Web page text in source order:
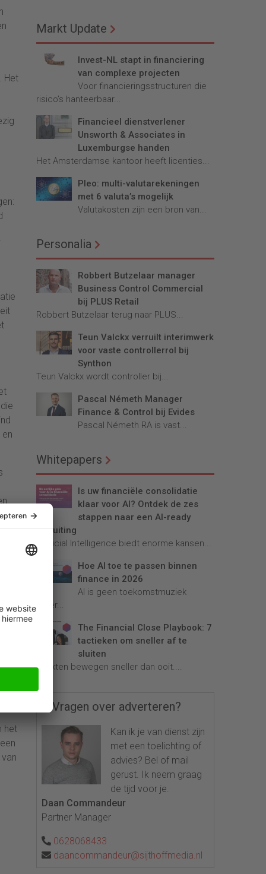
Het
het
Markt Update
Invest-NL stapt in financiering
van complexe projecten
Voor financieringsstructuren die
risico’s hanteerbaar...
Financieel dienstverlener
Unsworth & Associates in
Luxemburgse handen
Het Amsterdamse kantoor heeft licenties...
Pleo: multi-valutarekeningen
met 6 valuta’s mogelijk
Valutakosten zijn een bron van...
Personalia
Robbert Butzelaar manager
Business Control Commercial
bij PLUS Retail
Robbert Butzelaar terug naar PLUS...
Teun Valckx verruilt interimwerk
voor vaste controllerrol bij
Synthon
Teun Valckx wordt controller bij...
Pascal Németh Manager
Finance & Control bij Evides
Pascal Németh RA is vast...
Whitepapers
Is uw financiële consolidatie
klaar voor AI? Ontdek de zes
stappen naar een AI-ready
afsluiting
Artificial Intelligence biedt enorme kansen...
Hoe AI toe te passen binnen
finance in 2026
AI is geen toekomstmuziek
meer...
The Financial Close Playbook: 7
tactieken om sneller af te
sluiten
Markten bewegen sneller dan ooit....
Vragen over adverteren?
Kan ik je van dienst zijn
met een toelichting of
advies? Bel of mail
gerust. Ik neem graag
de tijd voor je.
Daan Commandeur
Partner Manager
0628068433
daancommandeur@sijthoffmedia.nl